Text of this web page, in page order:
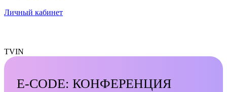
Личный кабинет
TVIN
E-CODE: КОНФЕРЕНЦИЯ